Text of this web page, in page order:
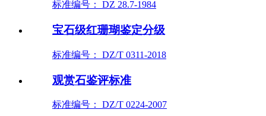
标准编号： DZ 28.7-1984
宝石级红珊瑚鉴定分级
标准编号： DZ/T 0311-2018
观赏石鉴评标准
标准编号： DZ/T 0224-2007